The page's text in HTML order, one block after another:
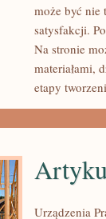
może być nie
satysfakcji.
Na stronie
materiałami,
etapy
Urządzenia